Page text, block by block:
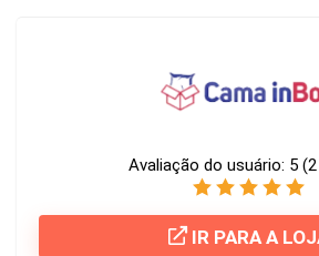
Avaliação do usuário: 5 (2
IR PARA A